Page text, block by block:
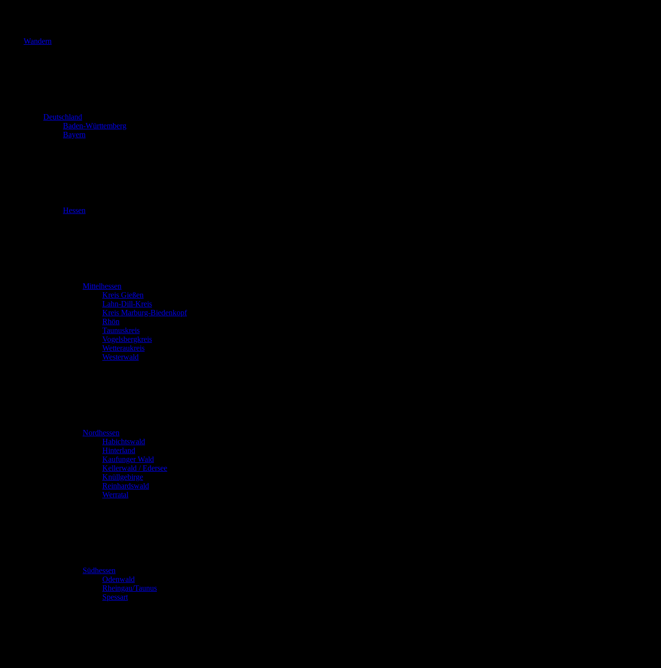
Wandern
Deutschland
Baden-Württemberg
Bayern
Hessen
Mittelhessen
Kreis Gießen
Lahn-Dill-Kreis
Kreis Marburg-Biedenkopf
Rhön
Taunuskreis
Vogelsbergkreis
Wetteraukreis
Westerwald
Nordhessen
Habichtswald
Hinterland
Kaufunger Wald
Kellerwald / Edersee
Knüllgebirge
Reinhardswald
Werratal
Südhessen
Odenwald
Rheingau/Taunus
Spessart